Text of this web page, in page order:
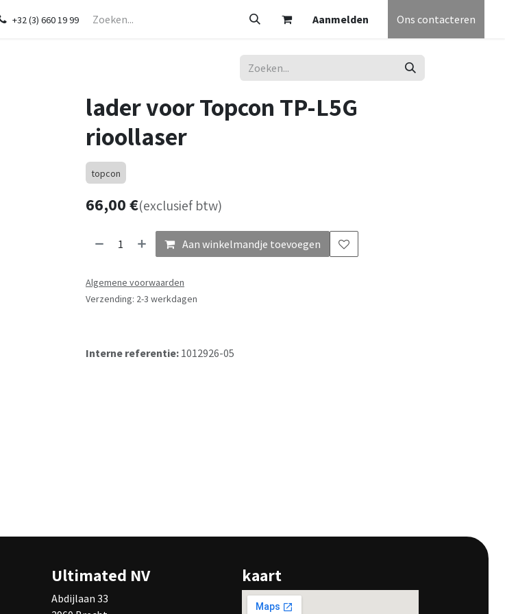
Shop Diensten In de kijker Partners Vacatures Helpdesk Afspraak Algemene
+32 (3) 660 19 99 Aanmelden Ons contacteren
lader voor Topcon TP-L5G
rioollaser
topcon
66,00€(exclusief btw)
Aan winkelmandje toevoegen
Algemene voorwaarden
Verzending: 2-3 werkdagen
Interne referentie: 1012926-05
Ultimated NV
Abdijlaan 33
kaart